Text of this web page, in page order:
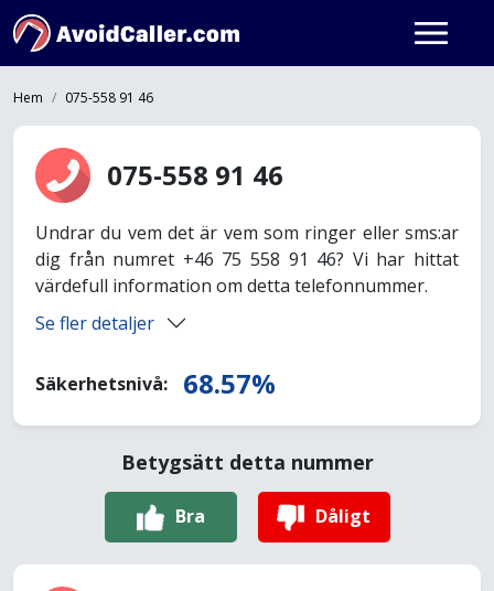
Hem 075-558 91 46
075-558 91 46
Undrar du vem det är vem som ringer eller sms:ar
dig från numret +46 75 558 91 46? Vi har hittat
värdefull information om detta telefonnummer.
Se fler detaljer
Säkerhetsnivå: 68.57%
Betygsätt detta nummer
Bra Dåligt